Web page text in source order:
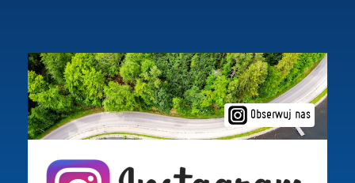
Obserwuj nas